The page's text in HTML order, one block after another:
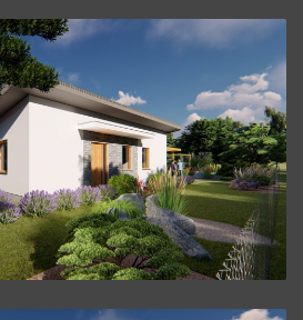
Bungalov L42.
ZVÄČŠIŤ